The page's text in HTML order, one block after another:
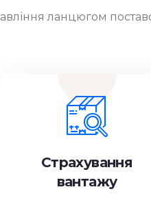
ланцюгом
Страхування
вантажу